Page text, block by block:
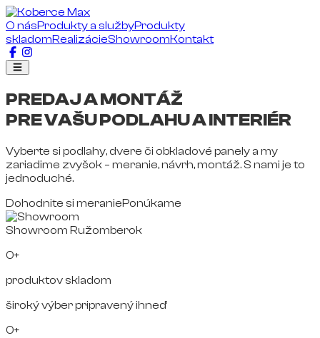
O násProdukty a službyProdukty
skladomRealizácieShowroomKontakt
PREDAJ A MONTÁŽ
PRE VAŠU PODLAHU A INTERIÉR
Vyberte si podlahy, dvere či obkladové panely a my
zariadime zvyšok – meranie, návrh, montáž. S nami je to
jednoduché.
Dohodnite si meraniePonúkame
Showroom Ružomberok
0+
produktov skladom
široký výber pripravený ihneď
0+